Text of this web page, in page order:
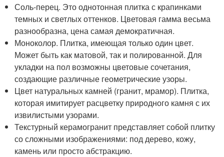
Соль-перец. Это однотонная плитка с крапинками
темных и светлых оттенков. Цветовая гамма весьма
разнообразна, цена самая демократичная.
Моноколор. Плитка, имеющая только один цвет.
Может быть как матовой, так и полированной. Для
укладки на пол возможны цветовые сочетания,
создающие различные геометрические узоры.
Цвет натуральных камней (гранит, мрамор). Плитка,
которая имитирует расцветку природного камня с их
извилистыми узорами.
Текстурный керамогранит представляет собой плитку
со сложными изображениями: под дерево, кожу,
камень или просто абстракцию.